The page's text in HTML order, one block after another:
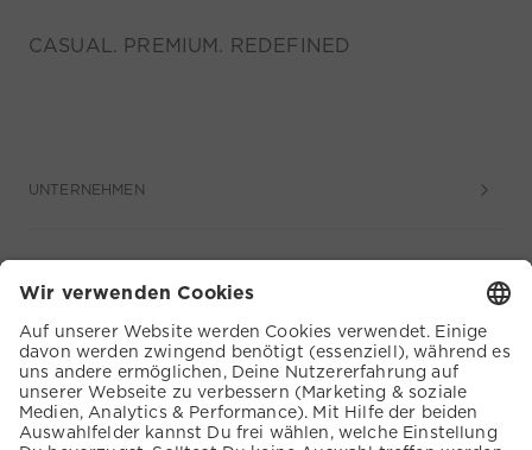
CASUAL. PREMIUM. REDEFINED
UNTERNEHMEN
KUNDENSERVICE